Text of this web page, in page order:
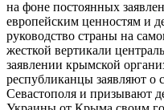
на фоне постоянных
европейским ценностям и
руководство страны на
жесткой вертикали
заявлении крымской
республиканцы заявляют о
Севастополя и призывают